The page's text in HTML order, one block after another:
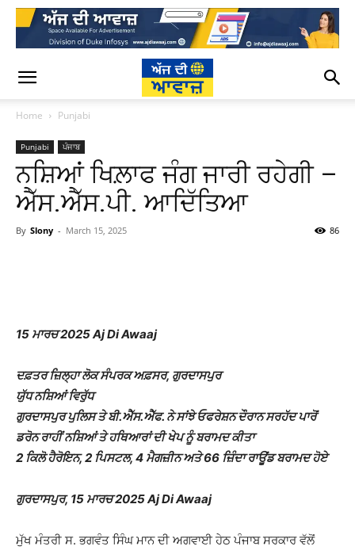
Home Punjabi
Punjabi ਪੰਜਾਬ
ਨਸ਼ਿਆਂ ਖਿਲ਼ਾਫ ਜੰਗ ਜਾਰੀ ਰਹੇਗੀ –
ਐੱਸ.ਐੱਸ.ਪੀ. ਆਦਿੱਤਿਆ
By Slony - March 15, 2025 86
15 ਮਾਰਚ 2025 Aj Di Awaaj
ਦਫ਼ਤਰ ਜ਼ਿਲ੍ਹਾ ਲੋਕ ਸੰਪਰਕ ਅਫ਼ਸਰ, ਗੁਰਦਾਸਪੁਰ
ਯੁੱਧ ਨਸ਼ਿਆਂ ਵਿਰੁੱਧ
ਗੁਰਦਾਸਪੁਰ ਪੁਲਿਸ ਤੇ ਬੀ.ਐੱਸ.ਐੱਫ. ਨੇ ਸਾਂਝੇ ਓਫਰੇਸ਼ਨ ਦੌਰਾਨ ਸਰਹੱਦ ਪਾਰੋਂ
ਡਰੋਨ ਰਾਹੀਂ ਨਸ਼ਿਆਂ ਤੇ ਹਥਿਆਰਾਂ ਦੀ ਖੇਪ ਨੂੰ ਬਰਾਮਦ ਕੀਤਾ
2 ਕਿਲੋ ਹੈਰੋਇਨ, 2 ਪਿਸਟਲ, 4 ਮੈਗਜ਼ੀਨ ਅਤੇ 66 ਜ਼ਿੰਦਾ ਰਾਊਂਡ ਬਰਾਮਦ ਹੋਏ
ਗੁਰਦਾਸਪੁਰ, 15 ਮਾਰਚ 2025 Aj Di Awaaj
ਮੁੱਖ ਮੰਤਰੀ ਸ. ਭਗਵੰਤ ਸਿੰਘ ਮਾਨ ਦੀ ਅਗਵਾਈ ਹੇਠ ਪੰਜਾਬ ਸਰਕਾਰ ਵੱਲੋਂ